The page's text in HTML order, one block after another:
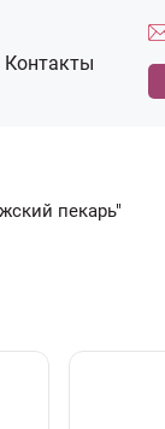
Контакты
пекарь"